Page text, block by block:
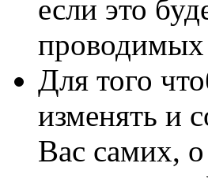
если это
проводимых
Для того
изменять и
Вас самих,